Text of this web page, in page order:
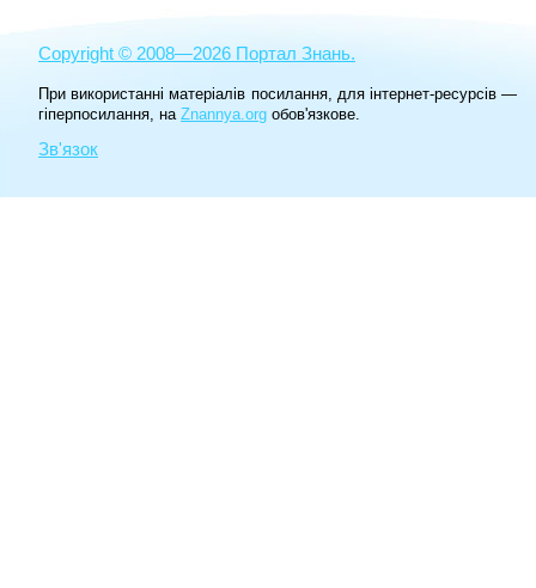
Copyright © 2008—2026 Портал Знань.
При використанні матеріалів посилання, для інтернет-ресурсів —
гіперпосилання, на Znannya.org обов'язкове.
Зв'язок